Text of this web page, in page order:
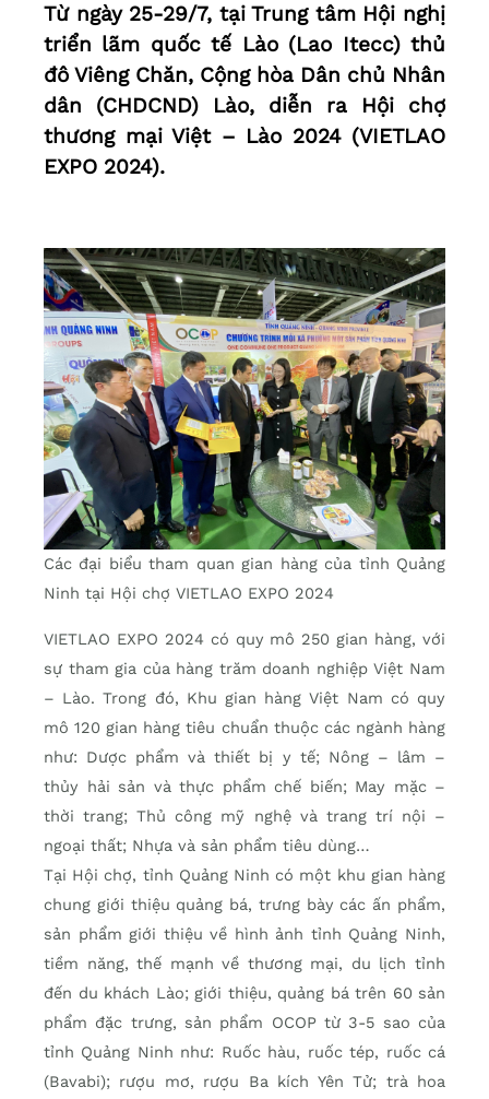
Từ ngày 25-29/7, tại Trung tâm Hội nghị
triển lãm quốc tế Lào (Lao Itecc) thủ
đô Viêng Chăn, Cộng hòa Dân chủ Nhân
dân (CHDCND) Lào, diễn ra Hội chợ
thương mại Việt – Lào 2024 (VIETLAO
EXPO 2024).
Các đại biểu tham quan gian hàng của tỉnh Quảng
Ninh tại Hội chợ VIETLAO EXPO 2024
VIETLAO EXPO 2024 có quy mô 250 gian hàng, với
sự tham gia của hàng trăm doanh nghiệp Việt Nam
– Lào. Trong đó, Khu gian hàng Việt Nam có quy
mô 120 gian hàng tiêu chuẩn thuộc các ngành hàng
như: Dược phẩm và thiết bị y tế; Nông – lâm –
thủy hải sản và thực phẩm chế biến; May mặc –
thời trang; Thủ công mỹ nghệ và trang trí nội –
ngoại thất; Nhựa và sản phẩm tiêu dùng…
Tại Hội chợ, tỉnh Quảng Ninh có một khu gian hàng
chung giới thiệu quảng bá, trưng bày các ấn phẩm,
sản phẩm giới thiệu về hình ảnh tỉnh Quảng Ninh,
tiềm năng, thế mạnh về thương mại, du lịch tỉnh
đến du khách Lào; giới thiệu, quảng bá trên 60 sản
phẩm đặc trưng, sản phẩm OCOP từ 3-5 sao của
tỉnh Quảng Ninh như: Ruốc hàu, ruốc tép, ruốc cá
(Bavabi); rượu mơ, rượu Ba kích Yên Tử; trà hoa